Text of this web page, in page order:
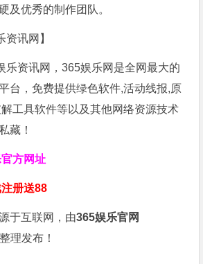
及优秀的制作团队。
资讯网】
乐资讯网，365娱乐网是全网最大的
台，免费提供绿色软件,活动线报,原
工具软件等以及其他网络资源技术
藏！
官方网址
册送88
于互联网，由365娱乐官网
理发布！